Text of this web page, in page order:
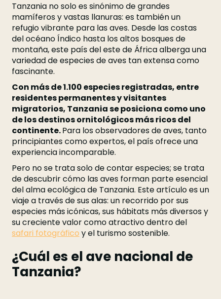
Tanzania no solo es sinónimo de grandes
mamíferos y vastas llanuras: es también un
refugio vibrante para las aves. Desde las costas
del océano Índico hasta los altos bosques de
montaña, este país del este de África alberga una
variedad de especies de aves tan extensa como
fascinante.
Con más de 1.100 especies registradas, entre
residentes permanentes y visitantes
migratorios, Tanzania se posiciona como uno
de los destinos ornitológicos más ricos del
continente.Para los observadores de aves, tanto
principiantes como expertos, el país ofrece una
experiencia incomparable.
Pero no se trata solo de contar especies; se trata
de descubrir cómo las aves forman parte esencial
del alma ecológica de Tanzania. Este artículo es un
viaje a través de sus alas: un recorrido por sus
especies más icónicas, sus hábitats más diversos y
su creciente valor como atractivo dentro del
safari fotográfico y el turismo sostenible.
¿Cuál es el ave nacional de
Tanzania?